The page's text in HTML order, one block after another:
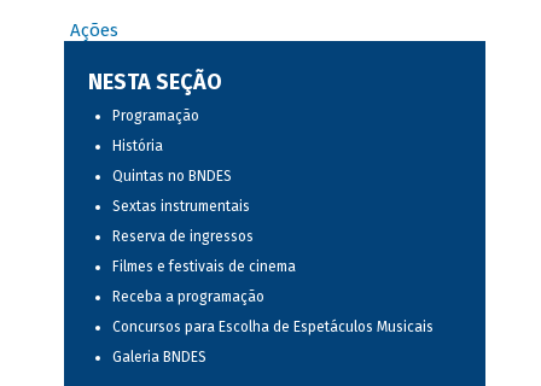
Ações
NESTA SEÇÃO
Programação
História
Quintas no BNDES
Sextas instrumentais
Reserva de ingressos
Filmes e festivais de cinema
Receba a programação
Concursos para Escolha de Espetáculos Musicais
Galeria BNDES